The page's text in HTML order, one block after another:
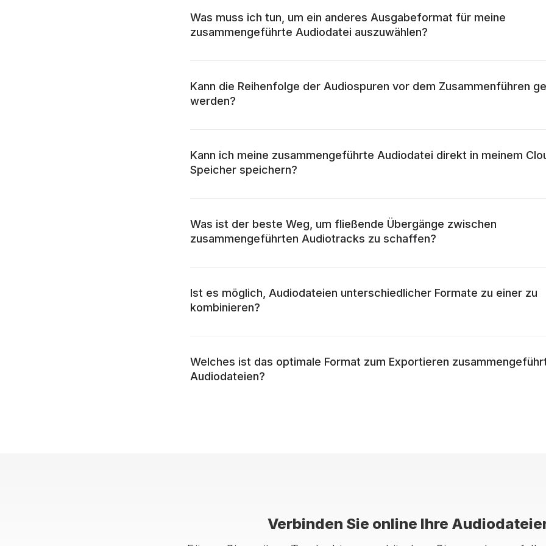
Was muss ich tun, um ein anderes Ausgabeformat für meine
zusammengeführte Audiodatei auszuwählen?
Kann die Reihenfolge der Audiospuren vor dem Zusammenführen
werden?
Kann ich meine zusammengeführte Audiodatei direkt in meinem
Speicher speichern?
Was ist der beste Weg, um fließende Übergänge zwischen
zusammengeführten Audiotracks zu schaffen?
Ist es möglich, Audiodateien unterschiedlicher Formate zu einer zu
kombinieren?
Welches ist das optimale Format zum Exportieren
Audiodateien?
Verbinden Sie online Ihre